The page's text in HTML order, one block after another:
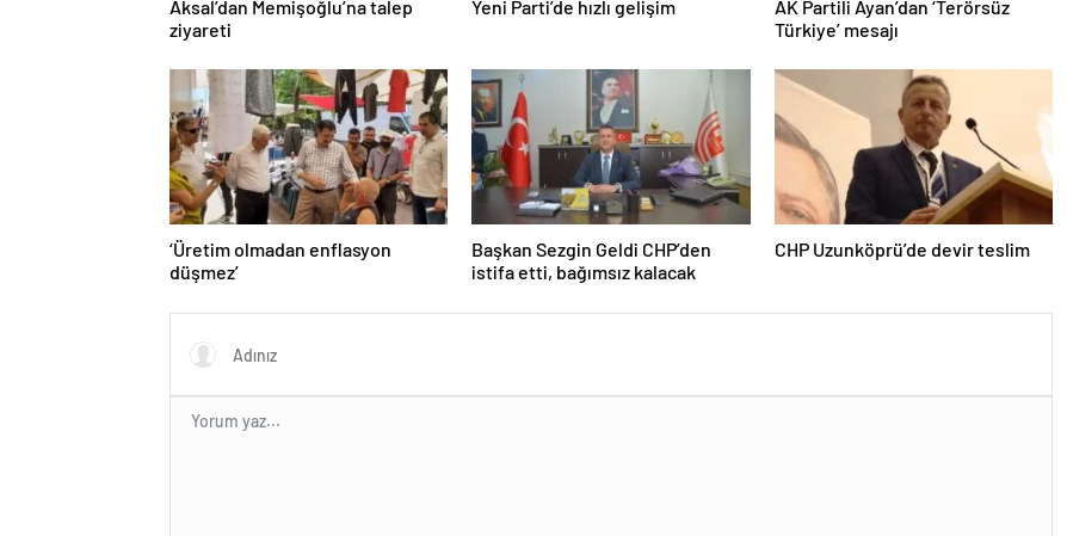
Aksal’dan Memişoğlu’na talep
ziyareti
Yeni Parti’de hızlı gelişim
AK Partili Ayan’dan ‘Terörsüz
Türkiye’ mesajı
‘Üretim olmadan enflasyon
düşmez’
Başkan Sezgin Geldi CHP’den
istifa etti, bağımsız kalacak
CHP Uzunköprü’de devir teslim